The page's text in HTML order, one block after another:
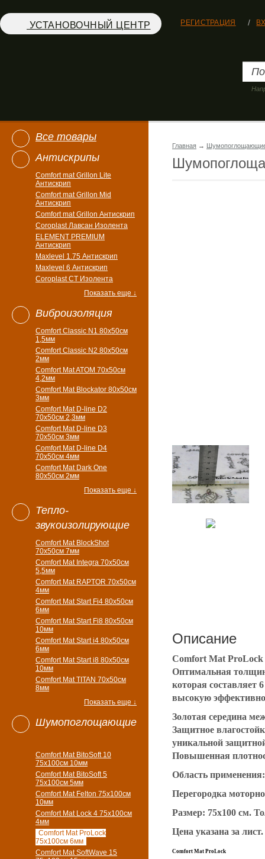
УСТАНОВОЧНЫЙ ЦЕНТР РЕГИСТРАЦИЯ
Все товары
Антискрипы
Comfort mat Grillon Lite
Антискрип
Comfort mat Grillon Mid
Антискрип
Comfort mat Grillon Антискрип
Coroplast Лавсан Изолента
ELEMENT PREMIUM
Антискрип
Maxlevel 1.75 Антискрип
Maxlevel 6 Антискрип
Coroplast CT Изолента
Показать еще ↓
Виброизоляция
Comfort Classic N1 80x50см
1,5мм
Comfort Classic N2 80x50см
2мм
Comfort Mat ATOM 70x50см
4,2мм
Comfort Mat Blockator 80х50см
3мм
Comfort Mat D-line D2
70х50см 2,3мм
Comfort Mat D-line D3
70х50см 3мм
Comfort Mat D-line D4
70х50см 4мм
Comfort Mat Dark One
80x50см 2мм
Показать еще ↓
Тепло-
звукоизолирующие
Comfort Mat BlockShot
70х50см 7мм
Comfort Mat Integra 70х50см
5,5мм
Comfort Mat RAPTOR 70х50см
4мм
Comfort Mat Start Fi4 80х50см
6мм
Comfort Mat Start Fi8 80х50см
10мм
Comfort Mat Start i4 80х50см
6мм
Comfort Mat Start i8 80х50см
10мм
Comfort Mat TITAN 70х50см
8мм
Показать еще ↓
Шумопоглощающие
Comfort Mat BitoSoft 10
75x100см 10мм
Comfort Mat BitoSoft 5
75x100см 5мм
Comfort Mat Felton 75х100см
10мм
Comfort Mat Lock 4 75х100см
4мм
Comfort Mat ProLock
75х100см 6мм
Comfort Mat SoftWave 15
Главная →
Описание
Comfort Mat
Оптимальная
которая
высокую
Золотая середина
Защитное
уникальной
Повышенная
Область применения:
Перегородка
Размер: 75х100 см.
Цена указана за лист.
Comfort Mat ProLock